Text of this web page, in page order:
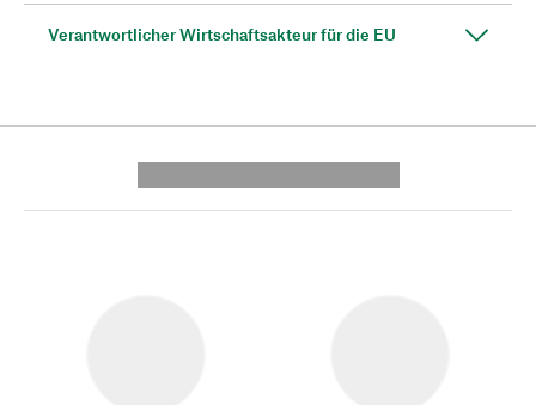
Verantwortlicher Wirtschaftsakteur für die EU